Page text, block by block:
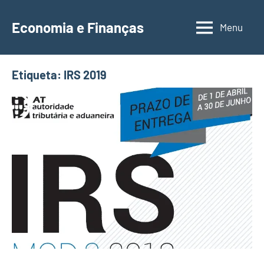
para
conteúdo
Economia e Finanças
Depósitos
IRS,
Pessoais,
Calendários
Menu
Etiqueta: IRS 2019